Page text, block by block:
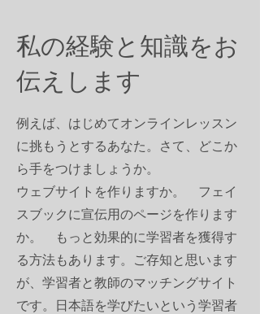
私の経験と知識を​お
伝えします
例えば、はじめてオンラインレッスン
に挑もうとするあなた。さて、どこか
ら手をつけましょうか。
ウェブサイトを作りますか。 フェイ
スブックに宣伝用のページを作ります
か。 もっと効果的に学習者を獲得す
る方法もあります。ご存知と思います
が、学習者と教師のマッチングサイト
です。日本語を学びたいという学習者